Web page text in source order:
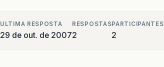
ULTIMA RESPOSTA
29 de out. de 2007
RESPOSTAS
2
PARTICIPANTES
2